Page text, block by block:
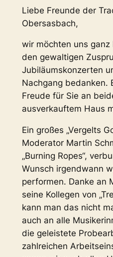
Liebe Freunde der
Obersasbach,
wir möchten uns
den gewaltigen
Jubiläumskonzerten
Nachgang bedanken.
Freude für Sie an
ausverkauftem Haus
Ein großes „Vergelts
Moderator Martin
„Burning Ropes“,
Wunsch irgendwann
performen. Danke an
seine Kollegen von
kann man das nicht
auch an alle
die geleistete
zahlreichen